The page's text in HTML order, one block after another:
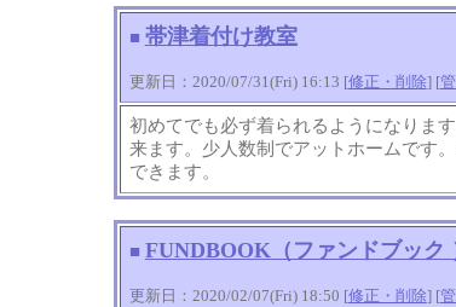
■ 帯津着付け教室
更新日：2020/07/31(Fri) 16:13 [修正・削除] [
初めてでも必ず着られるようになりま
来ます。少人数制でアットホームです
できます。
■ FUNDBOOK（ファンドブッ
更新日：2020/02/07(Fri) 18:50 [修正・削除] [